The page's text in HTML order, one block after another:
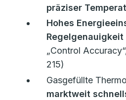
präziser
Hohes
Regelgenauigkeit
„Control
215)
Gasgefüllte
marktweit